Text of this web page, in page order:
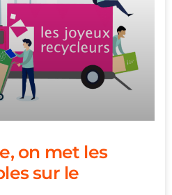
on met les
sur le